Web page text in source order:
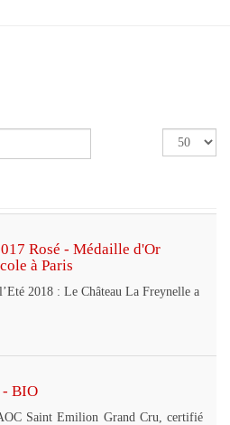
Affichage
#
Rosé - Médaille d'Or
à Paris
2018 : Le Château La Freynelle a
- BIO
Saint Emilion Grand Cru, certifié